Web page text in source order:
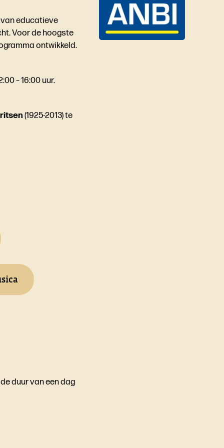
educatieve
Voor de hoogste
ontwikkeld.
– 16:00 uur.
(1925-2013) te
duur van een dag